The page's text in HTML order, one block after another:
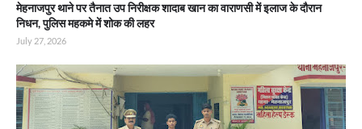
मेहनाजपुर थाने पर तैनात उप निरीक्षक शादाब खान का वाराणसी में इलाज के दौरान
निधन, पुलिस महकमे में शोक की लहर
July 27, 2026